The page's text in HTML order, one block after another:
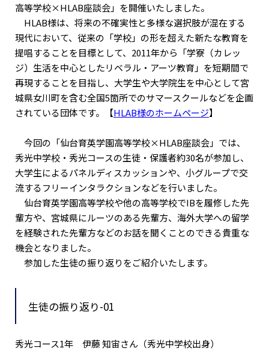
高等学校×HLAB座談会」を開催いたしました。
HLAB様は、将来の不確実性と多様な選択肢が混在する
現代において、従来の「学校」の形を超えた新たな教育を
提唱することを目標として、2011年から「学寮（カレッ
ジ）生活を中心としたリベラル・アーツ教育」を短期間で
再現することを目指し、大学生や大学院生を中心として宮
城県女川町を含む全国5箇所でのサマースクールなどを企画
されている団体です。【HLAB様のホームページ】
今回の「仙台育英学園高等学校×HLAB座談会」では、
秀光中学校・秀光コースの生徒・保護者約30名が参加し、
大学生によるパネルディスカッションや、小グループで交
流するフリーインタラクションなどを行いました。
仙台育英学園高等学校や他の高等学校でIBを履修した先
輩方や、宮城県にルーツのある先輩方、海外大学への留学
を経験された先輩方などのお話を聞くことのできる貴重な
機会となりました。
参加した生徒の振り返りをご紹介いたします。
生徒の振り返り-01
秀光コース1年 伊藤 知宙さん（秀光中学校出身）